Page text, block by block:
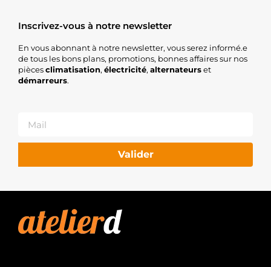
Inscrivez-vous à notre newsletter
En vous abonnant à notre newsletter, vous serez informé.e
de tous les bons plans, promotions, bonnes affaires sur nos
piècesclimatisation, électricité, alternateurset
démarreurs.
Valider